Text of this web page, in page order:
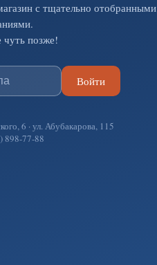
с тщательно отобранными
чуть позже!
Войти
6 · ул. Абубакарова, 115
898-77-88